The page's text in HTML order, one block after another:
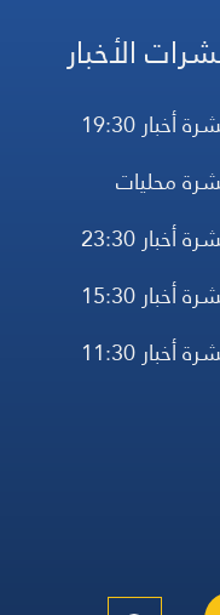
الأخبار
أخبار 19:30
محليات
أخبار 23:30
أخبار 15:30
أخبار 11:30